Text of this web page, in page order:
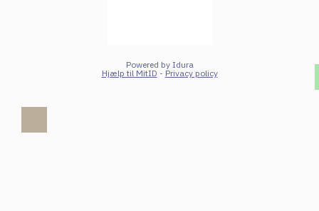
Powered by Idura
Hjælp til MitID - Privacy policy